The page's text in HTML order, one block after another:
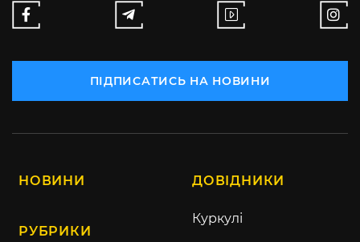
ПІДПИСАТИСЬ НА НОВИНИ
НОВИНИ
РУБРИКИ
ДОВІДНИКИ
Куркулі